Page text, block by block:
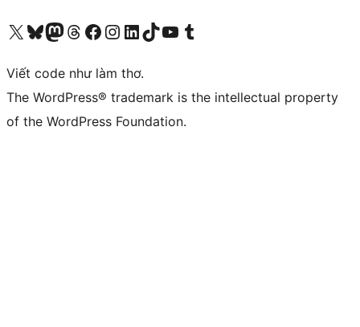
Truy cập tài khoản X (trước đây là Twitter) của chúng tôiVisit our Bluesky account
Visit our Mastodon account
Visit our Threads account
Xem trang Facebook của chúng tôiTruy cập tài khoản Instagram của chúng tôiTruy cập tài khoản LinkedIn của chúng tôiVisit our TikTok account
Truy cập kênh YouTube của chúng tôi Visit our Tumblr account
Viết code như làm thơ.
The WordPress® trademark is the intellectual property
of the WordPress Foundation.